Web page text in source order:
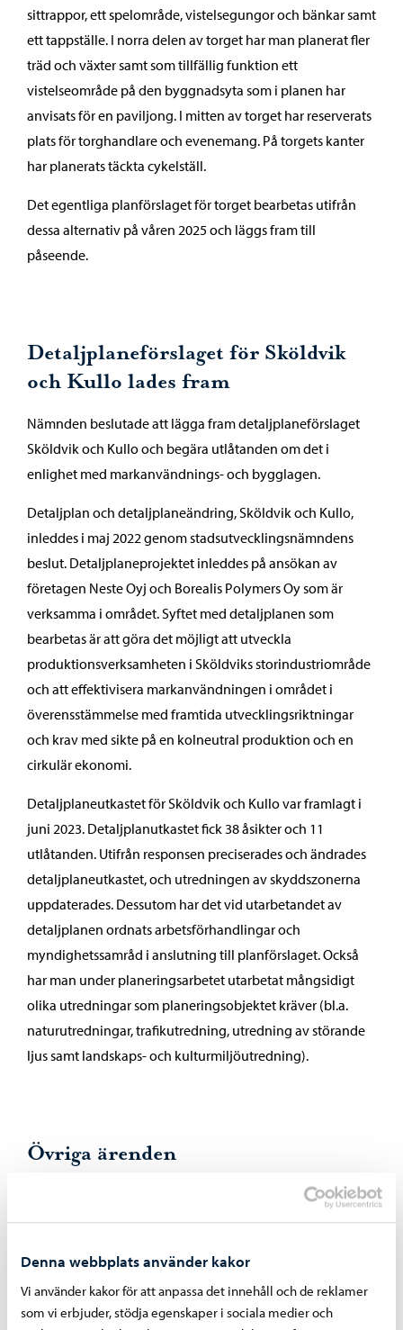
Denna webbplats använder kakor
Vi använder kakor för att anpassa det innehåll och de reklamer
som vi erbjuder, stödja egenskaper i sociala medier och
sittrappor, ett spelområde, vistelsegungor och bänkar samt
ett tappställe. I norra delen av torget har man planerat fler
träd och växter samt som tillfällig funktion ett
vistelseområde på den byggnadsyta som i planen har
anvisats för en paviljong. I mitten av torget har reserverats
plats för torghandlare och evenemang. På torgets kanter
har planerats täckta cykelställ.
Det egentliga planförslaget för torget bearbetas utifrån
dessa alternativ på våren 2025 och läggs fram till
påseende.
Detaljplaneförslaget för Sköldvik
och Kullo lades fram
Nämnden beslutade att lägga fram detaljplaneförslaget
Sköldvik och Kullo och begära utlåtanden om det i
enlighet med markanvändnings- och bygglagen.
Detaljplan och detaljplaneändring, Sköldvik och Kullo,
inleddes i maj 2022 genom stadsutvecklingsnämndens
beslut. Detaljplaneprojektet inleddes på ansökan av
företagen Neste Oyj och Borealis Polymers Oy som är
verksamma i området. Syftet med detaljplanen som
bearbetas är att göra det möjligt att utveckla
produktionsverksamheten i Sköldviks storindustriområde
och att effektivisera markanvändningen i området i
överensstämmelse med framtida utvecklingsriktningar
och krav med sikte på en kolneutral produktion och en
cirkulär ekonomi.
Detaljplaneutkastet för Sköldvik och Kullo var framlagt i
juni 2023. Detaljplanutkastet fick 38 åsikter och 11
utlåtanden. Utifrån responsen preciserades och ändrades
detaljplaneutkastet, och utredningen av skyddszonerna
uppdaterades. Dessutom har det vid utarbetandet av
detaljplanen ordnats arbetsförhandlingar och
myndighetssamråd i anslutning till planförslaget. Också
har man under planeringsarbetet utarbetat mångsidigt
olika utredningar som planeringsobjektet kräver (bl.a.
naturutredningar, trafikutredning, utredning av störande
ljus samt landskaps- och kulturmiljöutredning).
Övriga ärenden
Nämndens övriga beslut var i överensstämmelse med
föredragningen och enhälliga.
Dela på FacebookDela på LinkedInDela på WhatsApp